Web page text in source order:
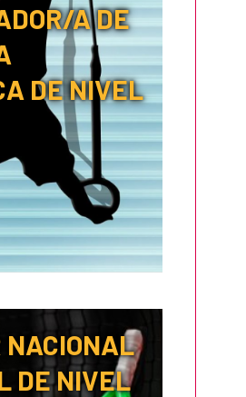
A DE
DE NIVEL
NACIONAL
DE NIVEL